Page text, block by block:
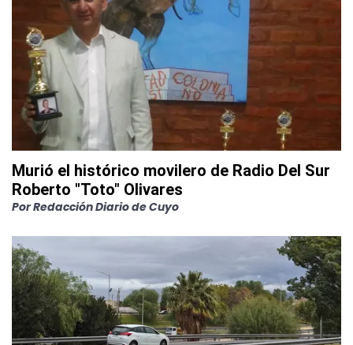
Murió el histórico movilero de Radio Del Sur
Roberto "Toto" Olivares
PorRedacción Diario de Cuyo